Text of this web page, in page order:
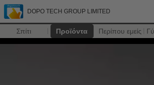
DOPO TECH GROUP LIMITED
Σπίτι Προϊόντα Περίπου εμείς